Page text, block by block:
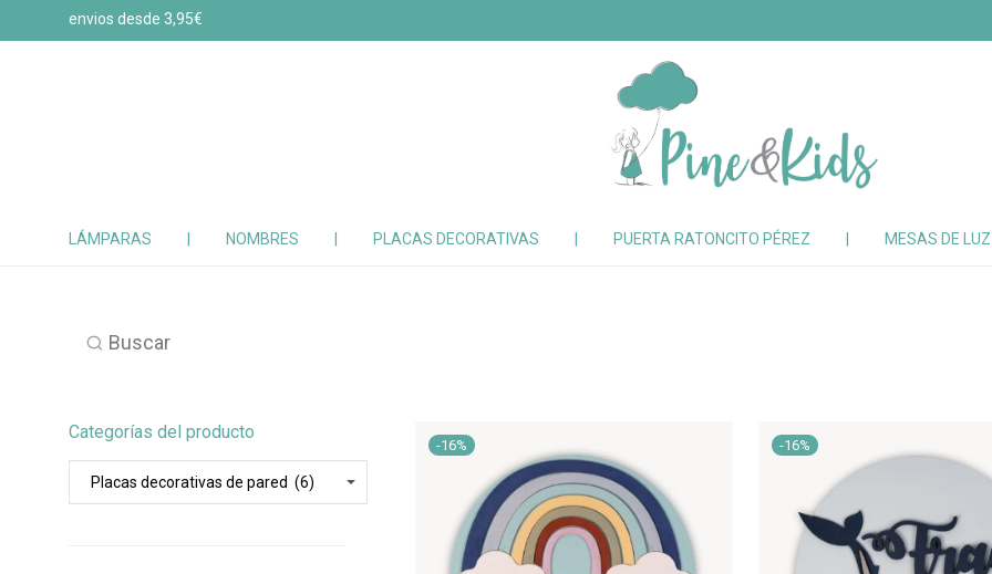
envios desde 3,95€
LÁMPARAS NOMBRES PLACAS DECORATIVAS PUERTA RATONCITO PÉREZ MESAS DE
Buscar
Categorías del producto
-16% -16%